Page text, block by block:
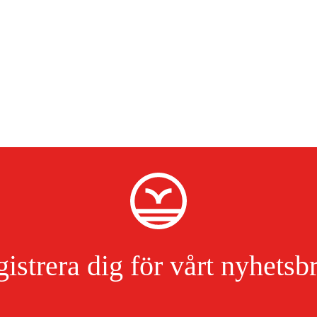
dig för vårt